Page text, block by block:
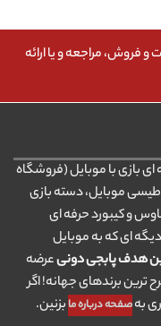
فروش، مراجعه و یا ارائه
بازی با موبایل (فروشگاه
موبایل، دسته بازی
و کیبورد حرفه ای
ای که به موبایل
هدف پابجی دونیعرضه
ترین برندهای جهانه! اگر
بهصفحه درباره ما بزنین.